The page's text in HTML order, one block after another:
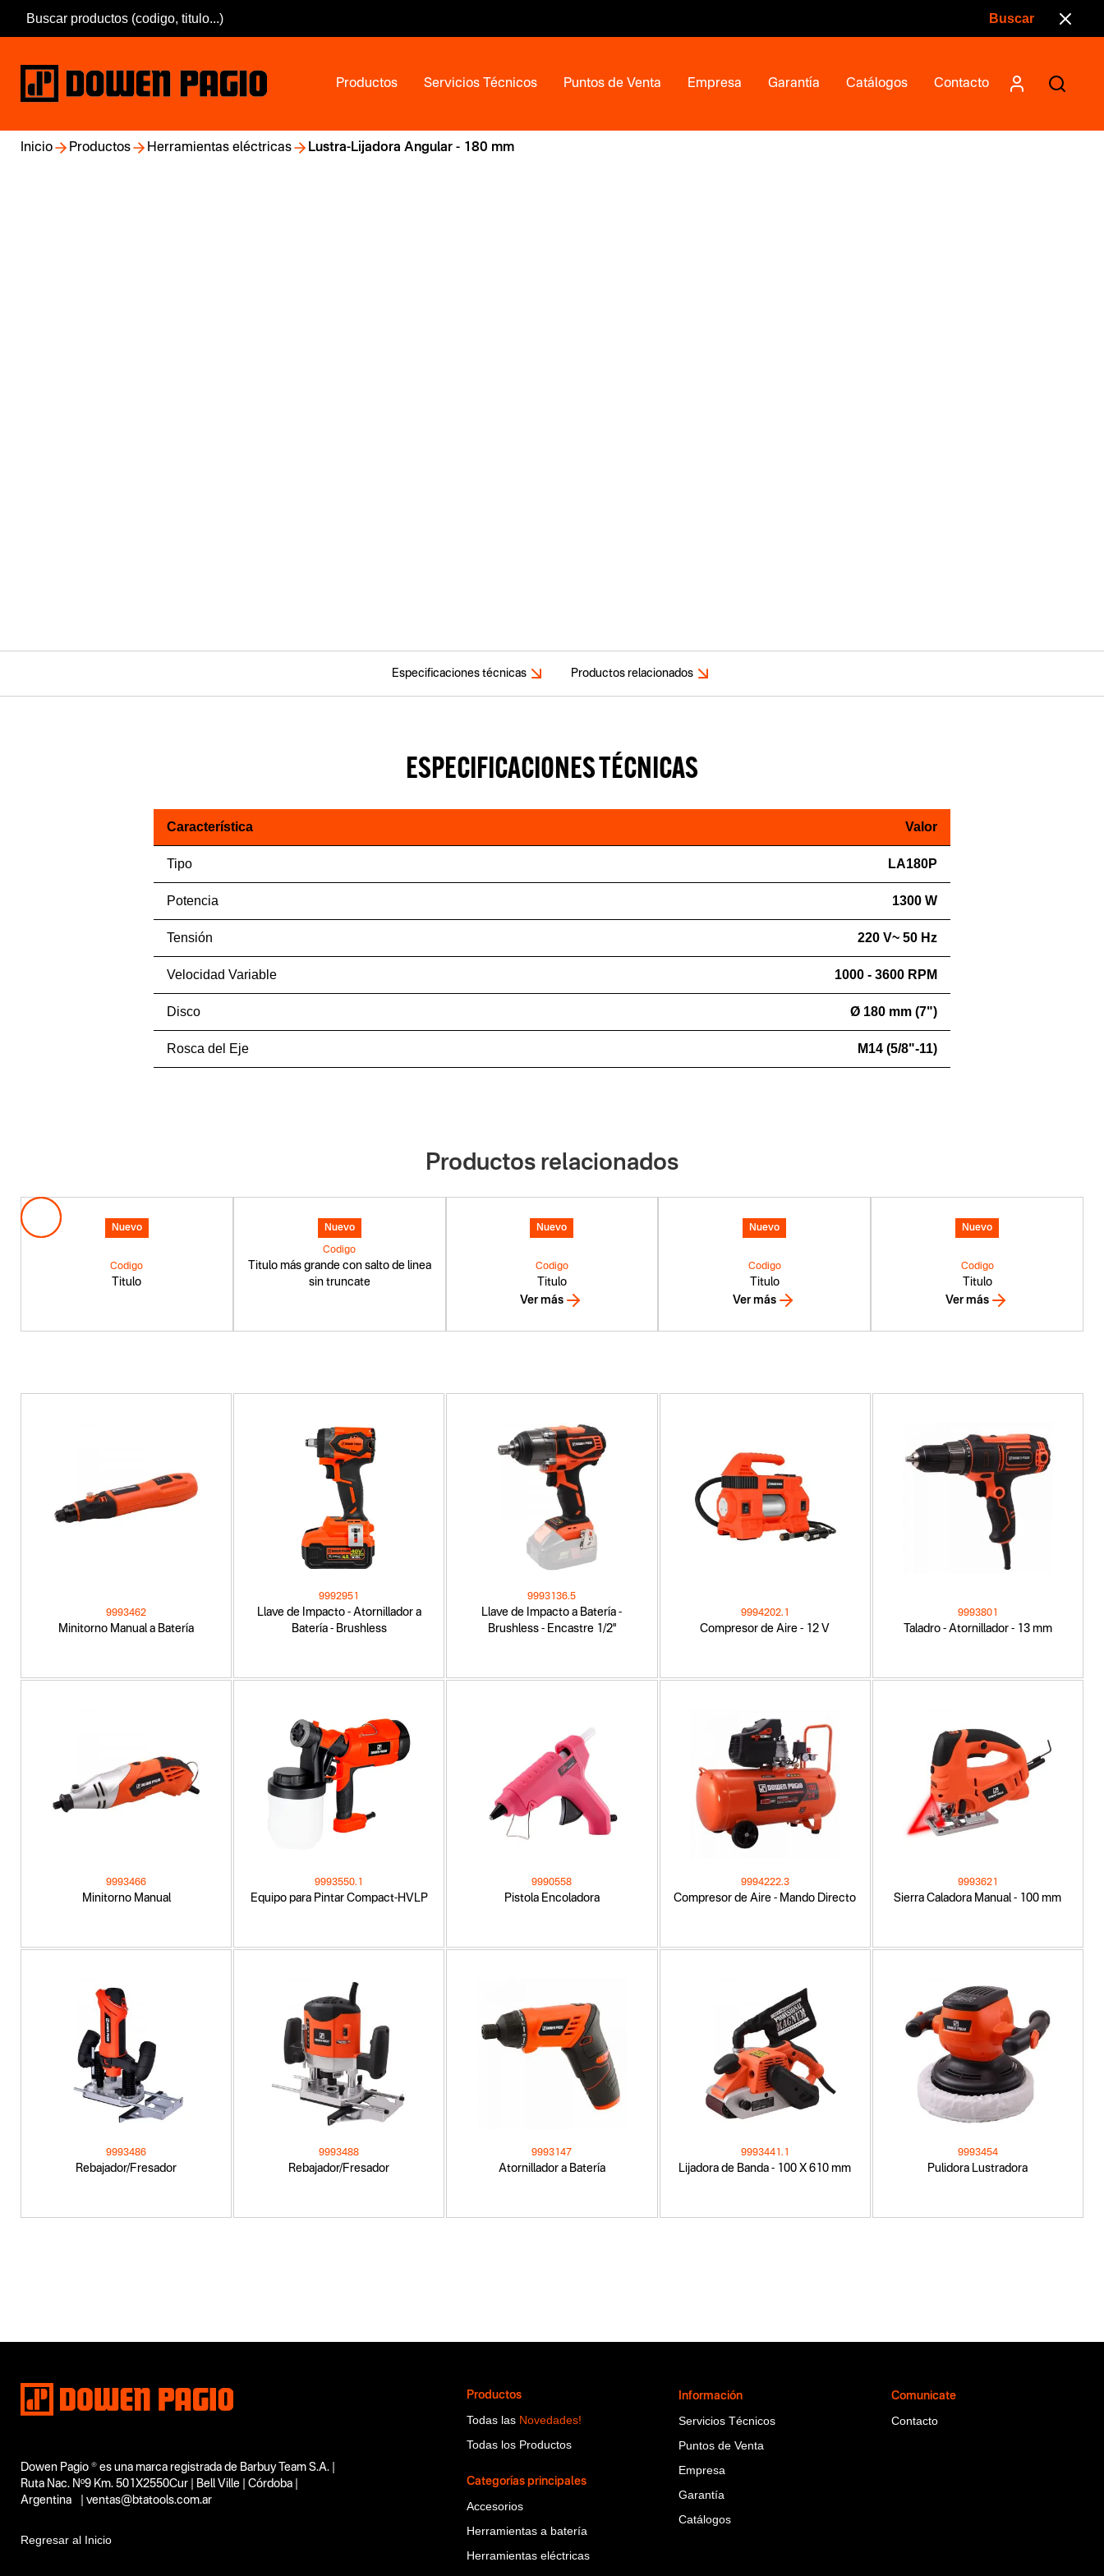
Productos Servicios Técnicos Puntos de Venta Empresa Garantía Catálogos Contacto
Inicio Productos Herramientas eléctricas Lustra-Lijadora Angular - 180 mm
Especificaciones técnicas Productos relacionados
ESPECIFICACIONES TÉCNICAS
Característica Valor
Tipo LA180P
Potencia 1300 W
Tensión 220 V~ 50 Hz
Velocidad Variable 1000 - 3600 RPM
Disco Ø 180 mm (7")
Rosca del Eje M14 (5/8"-11)
Productos relacionados
Nuevo
Titulo
Codigo
Nuevo
Titulo más grande con salto de linea
sin truncate
Codigo
Nuevo
Titulo
Codigo
Ver más
Nuevo
Titulo
Codigo
Ver más
Nuevo
Titulo
Codigo
Ver más
Minitorno Manual a Batería
9993462
Llave de Impacto - Atornillador a
Batería - Brushless
9992951
Llave de Impacto a Batería -
Brushless - Encastre 1/2"
9993136.5
Compresor de Aire - 12 V
9994202.1
Taladro - Atornillador - 13 mm
9993801
Minitorno Manual
9993466
Equipo para Pintar Compact-HVLP
9993550.1
Pistola Encoladora
9990558
Compresor de Aire - Mando Directo
9994222.3
Sierra Caladora Manual - 100 mm
9993621
Rebajador/Fresador
9993486
Rebajador/Fresador
9993488
Atornillador a Batería
9993147
Lijadora de Banda - 100 X 610 mm
9993441.1
Pulidora Lustradora
9993454
Segmentos - pendiente
Carpintería
Capacidad
180 mm
Funcion o uso
Tecnologia
Dowen Pagio ® es una marca registrada de Barbuy Team S.A. |
Ruta Nac. Nº9 Km. 501X2550Cur | Bell Ville | Córdoba |
Argentina | ventas@btatools.com.ar
Regresar al Inicio
Productos
Todas las Novedades!
Todas los Productos
Categorías principales
Accesorios
Herramientas a batería
Herramientas eléctricas
Información
Servicios Técnicos
Puntos de Venta
Empresa
Garantía
Catálogos
Comunicate
Contacto